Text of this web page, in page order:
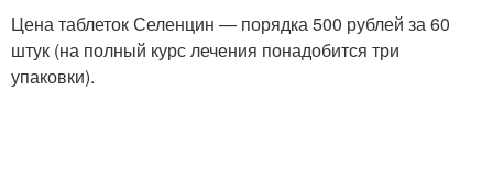
Цена таблеток Селенцин — порядка 500 рублей за 60
штук (на полный курс лечения понадобится три
упаковки).